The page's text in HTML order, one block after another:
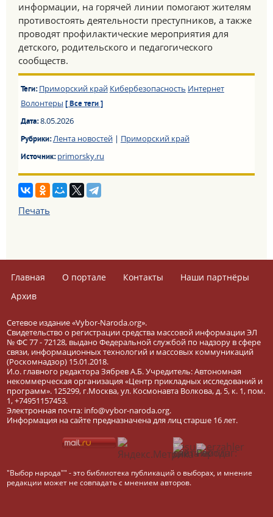
информации, на горячей линии помогают жителям
противостоять деятельности преступников, а также
проводят профилактические мероприятия для
детского, родительского и педагогического
сообществ.
Теги: Приморский край Кибербезопасность Интернет
Волонтеры [ Все теги ]
Дата:8.05.2026
Рубрики:Лента новостей| Приморский край
Источник:primorsky.ru
Печать
Главная О портале Контакты
Наши партнёры
Архив
Сетевое издание «Vybor-Naroda.org».
Свидетельство о регистрации средства массовой информации ЭЛ
№ ФС 77 - 72128, выдано Федеральной службой по надзору в сфере
связи, информационных технологий и массовых коммуникаций
(Роскомнадзор) 15.01.2018.
И.о. главного редактора Зябрев А.Б. Учредитель: Автономная
некоммерческая организация «Центр прикладных исследований и
программ». 125299, г.Москва, ул. Космонавта Волкова, д. 5, к. 1, пом.
1, +74951157453.
Электронная почта: info@vybor-naroda.org.
Информация на сайте предназначена для лиц старше 16 лет.
"Выбор народа"" - это библиотека публикаций о выборах, и мнение
редакции может не совпадать с мнением авторов.